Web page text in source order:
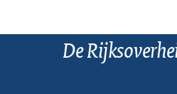
De